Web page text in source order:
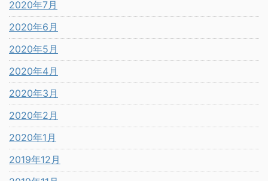
2020年7月
2020年6月
2020年5月
2020年4月
2020年3月
2020年2月
2020年1月
2019年12月